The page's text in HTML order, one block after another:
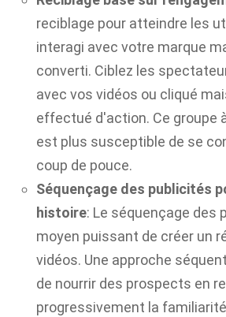
reciblage pour atteindre les
interagi avec votre marque
converti. Ciblez les
avec vos vidéos ou cliqué
effectué d'action. Ce groupe
est plus susceptible de se
coup de pouce.
Séquençage des publicités
histoire: Le séquençage des
moyen puissant de créer un
vidéos. Une approche
de nourrir des prospects en
progressivement la